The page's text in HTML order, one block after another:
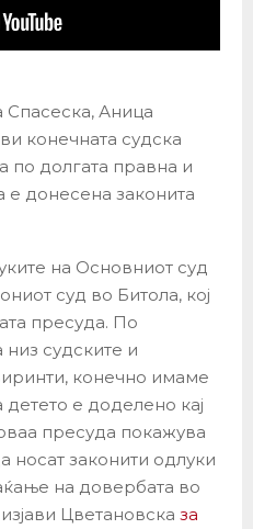
Спасеска, Аница
конечната судска
по долгата правна и
е донесена законита
на Основниот суд
суд во Битола, кој
пресуда. По
судските и
конечно имаме
детето е доделено кај
пресуда покажува
носат законити одлуки
на довербата во
Цветановска за